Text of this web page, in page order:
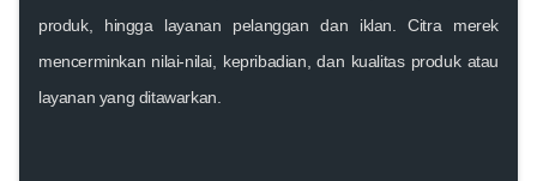
produk, hingga layanan pelanggan dan iklan. Citra merek
mencerminkan nilai-nilai, kepribadian, dan kualitas produk atau
layanan yang ditawarkan.